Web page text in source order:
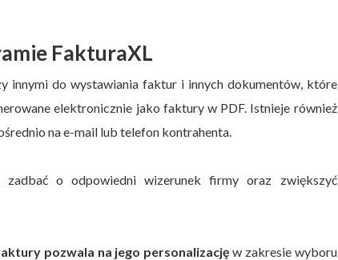
FakturaXL
innymi do wystawiania faktur i innych dokumentów, które
elektronicznie jako faktury w PDF. Istnieje również
na e-mail lub telefon kontrahenta.
o odpowiedni wizerunek firmy oraz zwiększyć
pozwala na jego personalizację w zakresie wyboru